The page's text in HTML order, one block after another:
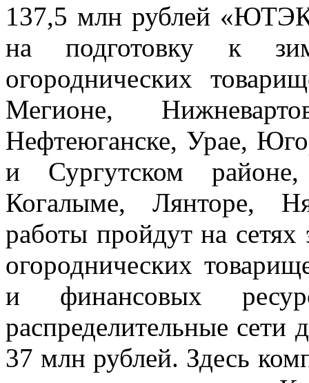
137,5 млн рублей
на подготовку к
огороднических
Мегионе,
Нефтеюганске, Урае,
и Сургутском
Когалыме, Лянторе,
работы пройдут на
огороднических
и финансовых
распределительные
37 млн рублей. Здесь